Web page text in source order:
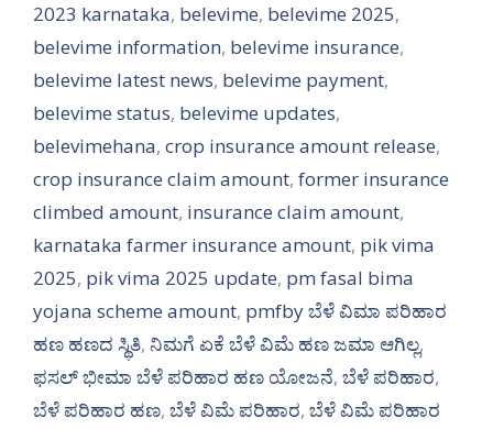
2023 karnataka, belevime, belevime 2025,
belevime information, belevime insurance,
belevime latest news, belevime payment,
belevime status, belevime updates,
belevimehana, crop insurance amount release,
crop insurance claim amount, former insurance
climbed amount, insurance claim amount,
karnataka farmer insurance amount, pik vima
2025, pik vima 2025 update, pm fasal bima
yojana scheme amount, pmfby ಬೆಳೆ ವಿಮಾ ಪರಿಹಾರ
ಹಣ ಹಣದ ಸ್ಥಿತಿ, ನಿಮಗೆ ಏಕೆ ಬೆಳೆ ವಿಮೆ ಹಣ ಜಮಾ ಆಗಿಲ್ಲ,
ಫಸಲ್ ಭೀಮಾ ಬೆಳೆ ಪರಿಹಾರ ಹಣ ಯೋಜನೆ, ಬೆಳೆ ಪರಿಹಾರ,
ಬೆಳೆ ಪರಿಹಾರ ಹಣ, ಬೆಳೆ ವಿಮೆ ಪರಿಹಾರ, ಬೆಳೆ ವಿಮೆ ಪರಿಹಾರ